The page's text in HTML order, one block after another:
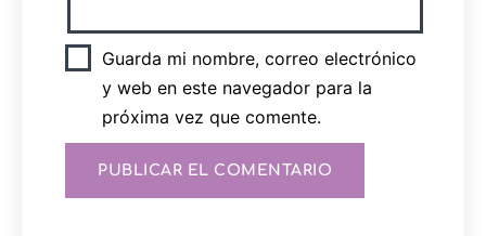
Guarda mi nombre, correo electrónico
y web en este navegador para la
próxima vez que comente.